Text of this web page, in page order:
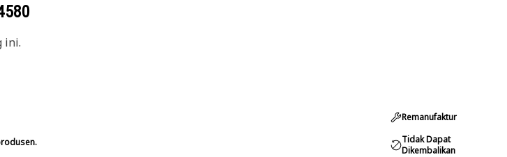
ini.
Remanufaktur
Tidak Dapat
Dikembalikan